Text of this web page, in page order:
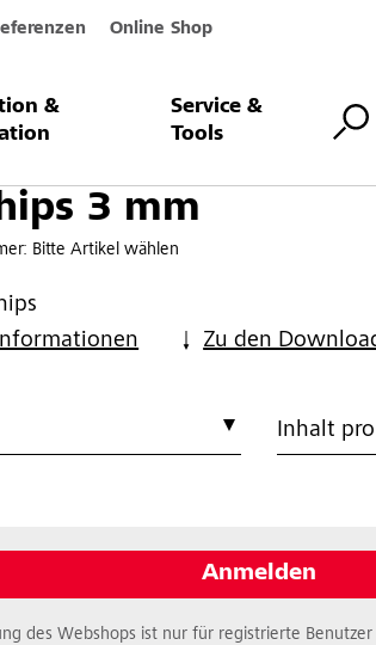
Online Shop
&
Service &
Tools
3 mm
Bitte Artikel wählen
Zu den
Inhalt
Anmelden
des Webshops ist nur für registrierte Benutzer